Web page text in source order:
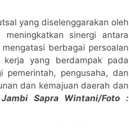
yang diselenggarakan oleh
sinergi antara
berbagai persoalan
kerja yang berdampak pada
pemerintah, pengusaha, dan
dan kemajuan daerah dan
Sapra Wintani/Foto :